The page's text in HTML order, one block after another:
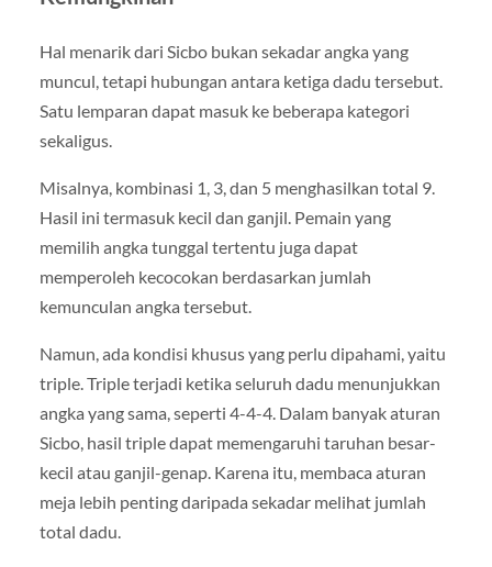
Hal menarik dari Sicbo bukan sekadar angka yang
muncul, tetapi hubungan antara ketiga dadu tersebut.
Satu lemparan dapat masuk ke beberapa kategori
sekaligus.
Misalnya, kombinasi 1, 3, dan 5 menghasilkan total 9.
Hasil ini termasuk kecil dan ganjil. Pemain yang
memilih angka tunggal tertentu juga dapat
memperoleh kecocokan berdasarkan jumlah
kemunculan angka tersebut.
Namun, ada kondisi khusus yang perlu dipahami, yaitu
triple. Triple terjadi ketika seluruh dadu menunjukkan
angka yang sama, seperti 4-4-4. Dalam banyak aturan
Sicbo, hasil triple dapat memengaruhi taruhan besar-
kecil atau ganjil-genap. Karena itu, membaca aturan
meja lebih penting daripada sekadar melihat jumlah
total dadu.